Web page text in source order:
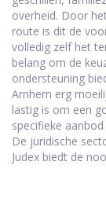
overheid. Door
route is dit de
volledig zelf het
belang om de
ondersteuning
Arnhem erg
lastig is om een
specifieke
De juridische
Judex biedt de